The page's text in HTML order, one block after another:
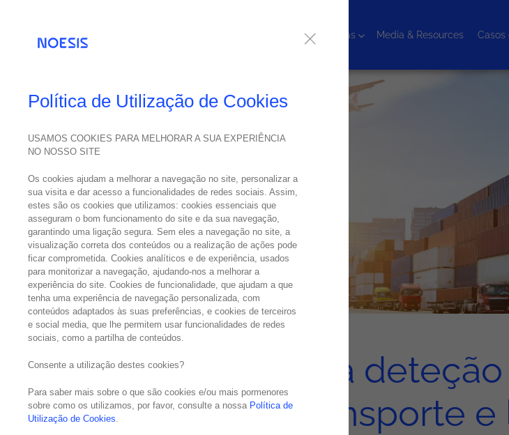
Tecnologias Media & Resources Casos
Potenciar a
transporte
Política de Utilização de Cookies
USAMOS COOKIES PARA MELHORAR A SUA EXPERIÊNCIA
NO NOSSO SITE
Os cookies ajudam a melhorar a navegação no site, personalizar a
sua visita e dar acesso a funcionalidades de redes sociais. Assim,
estes são os cookies que utilizamos: cookies essenciais que
asseguram o bom funcionamento do site e da sua navegação,
garantindo uma ligação segura. Sem eles a navegação no site, a
visualização correta dos conteúdos ou a realização de ações pode
ficar comprometida. Cookies analíticos e de experiência, usados
para monitorizar a navegação, ajudando-nos a melhorar a
experiência do site. Cookies de funcionalidade, que ajudam a que
tenha uma experiência de navegação personalizada, com
conteúdos adaptados às suas preferências, e cookies de terceiros
e social media, que lhe permitem usar funcionalidades de redes
sociais, como a partilha de conteúdos.
Consente a utilização destes cookies?
Para saber mais sobre o que são cookies e/ou mais pormenores
sobre como os utilizamos, por favor, consulte a nossa Política de
Utilização de Cookies.